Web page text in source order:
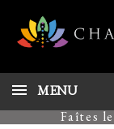
MENU
Faîtes